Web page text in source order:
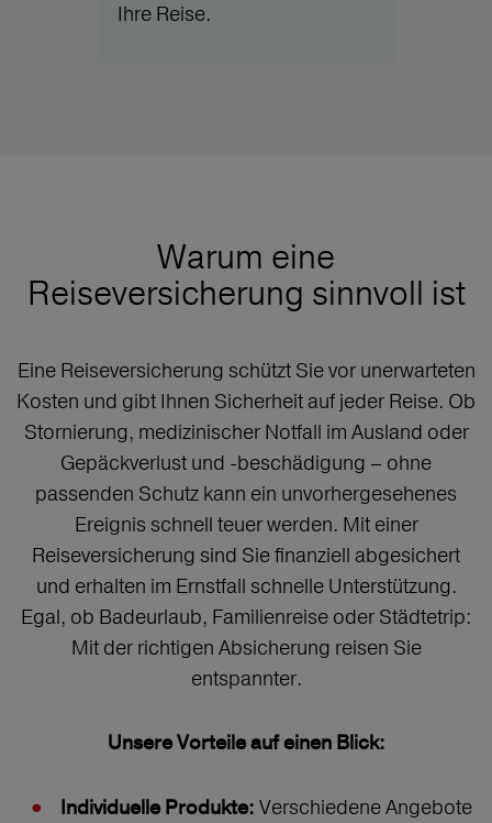
Ihre Reise.
Warum eine
Reiseversicherung sinnvoll ist
Eine Reiseversicherung schützt Sie vor unerwarteten
Kosten und gibt Ihnen Sicherheit auf jeder Reise. Ob
Stornierung, medizinischer Notfall im Ausland oder
Gepäckverlust und -beschädigung – ohne
passenden Schutz kann ein unvorhergesehenes
Ereignis schnell teuer werden. Mit einer
Reiseversicherung sind Sie finanziell abgesichert
und erhalten im Ernstfall schnelle Unterstützung.
Egal, ob Badeurlaub, Familienreise oder Städtetrip:
Mit der richtigen Absicherung reisen Sie
entspannter.
Unsere Vorteile auf einen Blick:
Individuelle Produkte: Verschiedene Angebote